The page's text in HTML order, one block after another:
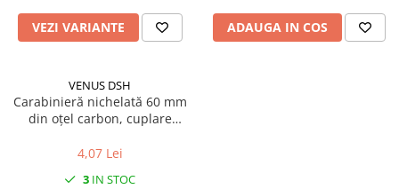
Panouri si elemente gard
Programatoare stropire
Sere si solarii
Umbrele si pavilioane gradina
VEZI VARIANTE ADAUGA IN COS
VENUS DSH
Carabinieră nichelată 60 mm
din oțel carbon, cuplare
coroziune
4,07 Lei
3 IN STOC